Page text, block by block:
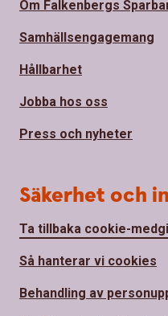
Om Falkenbergs
Samhällsengagemang
Hållbarhet
Jobba hos oss
Press och nyheter
Säkerhet och
Ta tillbaka cookie-
Så hanterar vi cookies
Behandling av